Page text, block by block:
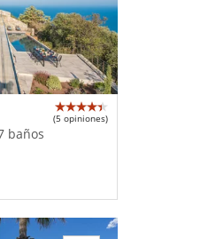
(5 opiniones)
baños